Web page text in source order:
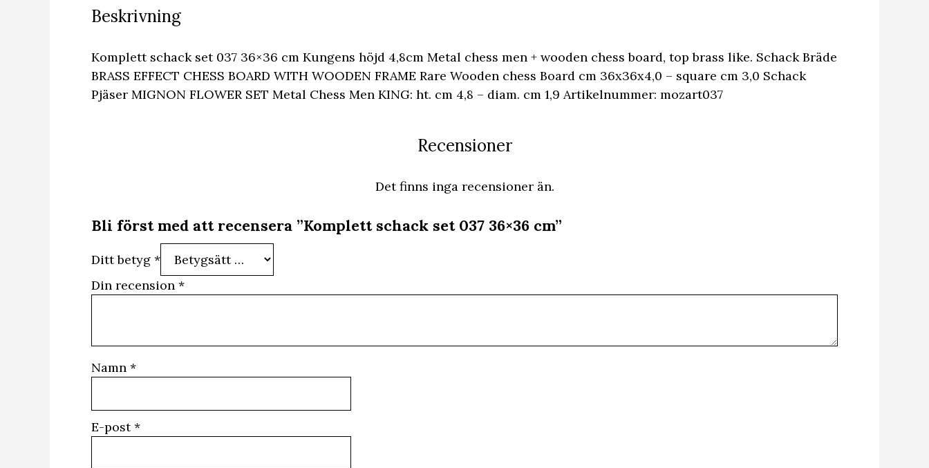
Beskrivning
Komplett schack set 037 36×36 cm Kungens höjd 4,8cm Metal chess men + wooden chess board, top brass like. Schack Bräde
BRASS EFFECT CHESS BOARD WITH WOODEN FRAME Rare Wooden chess Board cm 36x36x4,0 – square cm 3,0 Schack
Pjäser MIGNON FLOWER SET Metal Chess Men KING: ht. cm 4,8 – diam. cm 1,9 Artikelnummer: mozart037
Recensioner
Det finns inga recensioner än.
Bli först med att recensera ”Komplett schack set 037 36×36 cm”
Ditt betyg *
Din recension *
Namn *
E-post*